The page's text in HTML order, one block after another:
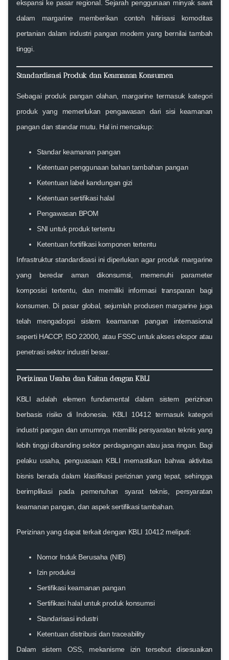
ekspansi ke pasar regional. Sejarah penggunaan minyak sawit
dalam margarine memberikan contoh hilirisasi komoditas
pertanian dalam industri pangan modern yang bernilai tambah
tinggi.
Standardisasi Produk dan Keamanan Konsumen
Sebagai produk pangan olahan, margarine termasuk kategori
produk yang memerlukan pengawasan dari sisi keamanan
pangan dan standar mutu. Hal ini mencakup:
Standar keamanan pangan
Ketentuan penggunaan bahan tambahan pangan
Ketentuan label kandungan gizi
Ketentuan sertifikasi halal
Pengawasan BPOM
SNI untuk produk tertentu
Ketentuan fortifikasi komponen tertentu
Infrastruktur standardisasi ini diperlukan agar produk margarine
yang beredar aman dikonsumsi, memenuhi parameter
komposisi tertentu, dan memiliki informasi transparan bagi
konsumen. Di pasar global, sejumlah produsen margarine juga
telah mengadopsi sistem keamanan pangan internasional
seperti HACCP, ISO 22000, atau FSSC untuk akses ekspor atau
penetrasi sektor industri besar.
Perizinan Usaha dan Kaitan dengan KBLI
KBLI adalah elemen fundamental dalam sistem perizinan
berbasis risiko di Indonesia. KBLI 10412 termasuk kategori
industri pangan dan umumnya memiliki persyaratan teknis yang
lebih tinggi dibanding sektor perdagangan atau jasa ringan. Bagi
pelaku usaha, penguasaan KBLI memastikan bahwa aktivitas
bisnis berada dalam klasifikasi perizinan yang tepat, sehingga
berimplikasi pada pemenuhan syarat teknis, persyaratan
keamanan pangan, dan aspek sertifikasi tambahan.
Perizinan yang dapat terkait dengan KBLI 10412 meliputi:
Nomor Induk Berusaha (NIB)
Izin produksi
Sertifikasi keamanan pangan
Sertifikasi halal untuk produk konsumsi
Standarisasi industri
Ketentuan distribusi dan traceability
Dalam sistem OSS, mekanisme izin tersebut disesuaikan